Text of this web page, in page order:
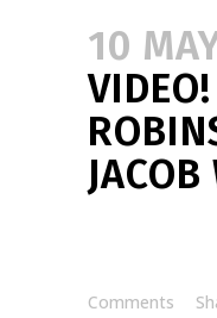
10
Comments